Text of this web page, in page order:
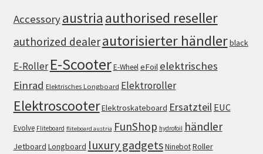
Accessoryaustria authorised reseller
authorized dealerautorisierter händlerblack
E-Roller E-ScooterE-WheeleFoil elektrisches
Einrad Elektrisches Longboard Elektroroller
ElektroscooterElektroskateboard Ersatzteil EUC
Evolve Fliteboard fliteboard austria FunShop hydrofoil händler
Jetboard Longboard luxury gadgetsNinebotRoller